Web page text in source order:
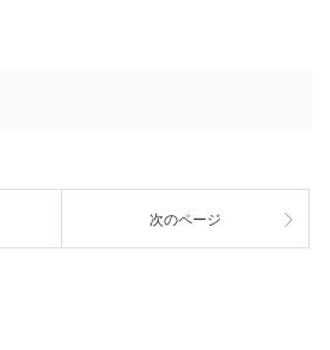
次のページ